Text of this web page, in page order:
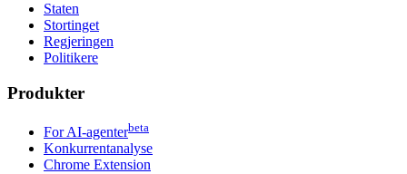
Staten
Stortinget
Regjeringen
Politikere
Produkter
For AI-agenterbeta
Konkurrentanalyse
Chrome Extension